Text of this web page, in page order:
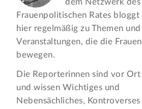
dem Netzwerk des
Frauen­politischen Rates bloggt
hier regelmäßig zu Themen und
Veran­staltungen, die die Frauen
bewegen.
Die Reporterinnen sind vor Ort
und wissen Wichtiges und
Nebensächliches, Kontroverses